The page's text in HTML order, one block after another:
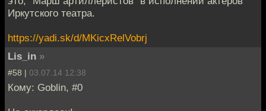
Иркутского театра.
https://yadi.sk/d/MKicxRelVobrj
Lis_in »
#58 | 03.07.14 12:38
Кому: Goblin, #0